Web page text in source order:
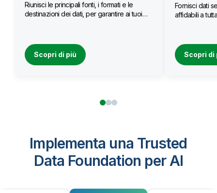
Riunisci le principali fonti, i formati e le
destinazioni dei dati, per garantire ai tuoi
Scopri di più
Fornisci dati
affidabili a
Scopri di
Implementa una Trusted
Data Foundation per AI